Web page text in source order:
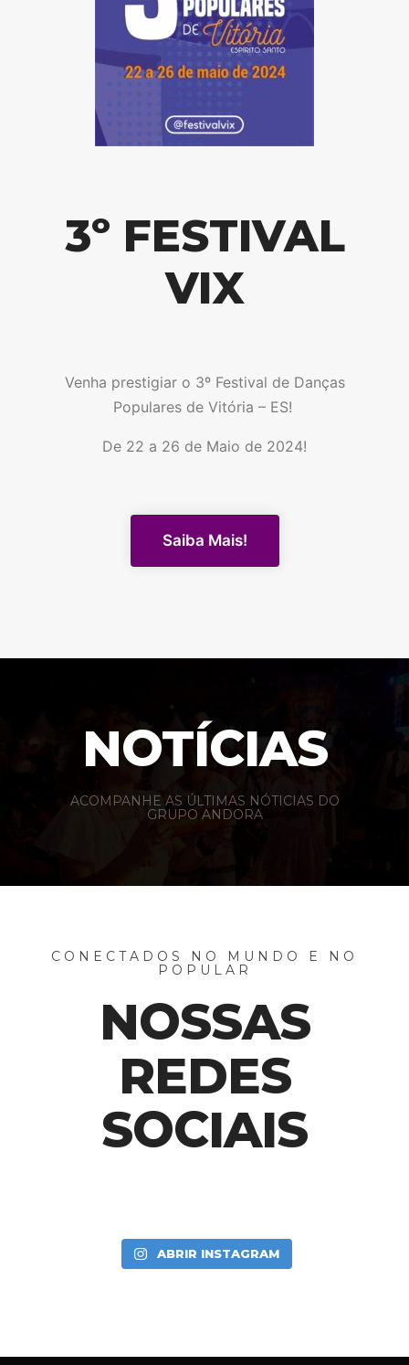
3º FESTIVAL
VIX
Venha prestigiar o 3º Festival de Danças
Populares de Vitória – ES!
De 22 a 26 de Maio de 2024!
Saiba Mais!
NOTÍCIAS
ACOMPANHE AS ÚLTIMAS NÓTICIAS DO
GRUPO ANDORA
CONECTADOS NO MUNDO E NO
POPULAR
NOSSAS
REDES
SOCIAIS
ABRIR INSTAGRAM